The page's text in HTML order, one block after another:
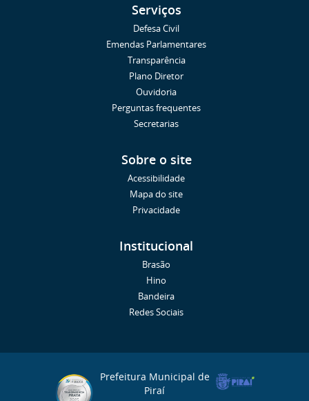
Serviços
Defesa Civil
Emendas Parlamentares
Transparência
Plano Diretor
Ouvidoria
Perguntas frequentes
Secretarias
Sobre o site
Acessibilidade
Mapa do site
Privacidade
Institucional
Brasão
Hino
Bandeira
Redes Sociais
Prefeitura Municipal de
Piraí